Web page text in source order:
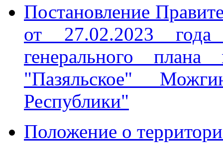
Постановление
от 27.02.2023
генерального плана
"Пазяльское"
Республики"
Положение о